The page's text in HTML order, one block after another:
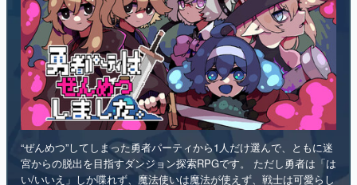
“ぜんめつ”してしまった勇者パーティから1人だけ選んで、ともに迷
宮からの脱出を目指すダンジョン探索RPGです。 ただし勇者は「は
い/いいえ」しか喋れず、魔法使いは魔法が使えず、戦士は可愛らし
い人形になっていて、僧侶は██を崇拝しています。誰を救うのかを
選ぶのは、あなたです。